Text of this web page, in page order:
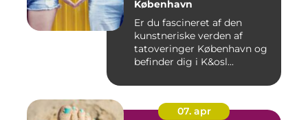
København
Er du fascineret af den
kunstneriske verden af
tatoveringer København og
befinder dig i K&osl...
07. apr